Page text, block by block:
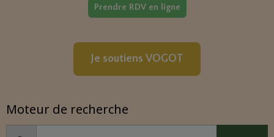
Prendre RDV en ligne
Je soutiens VOGOT
Moteur de recherche